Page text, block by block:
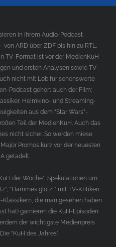
in ihrem Audio-Podcast
von ARD über ZDF bis hin zu RTL,
TV-Format ist vor der MedienKuH
und ersten Analysen sowie TV-
nicht mit Lob für sehenswerte
Podcast gehört auch der Film;
Heimkino- und Streaming-
aus dem “Star Wars”-
Teil der MedienKuH. Auch das
nicht sicher. So werden miese
Promos kurz vor der neuesten
getadelt.
der Woche”, Spekulationen um
“Hammes glotzt” mit TV-Kritiken
Klassikern, die man gesehen haben
hat) garnieren die KuH-Episoden.
der wichtigste Medienpreis
“KuH des Jahres”.